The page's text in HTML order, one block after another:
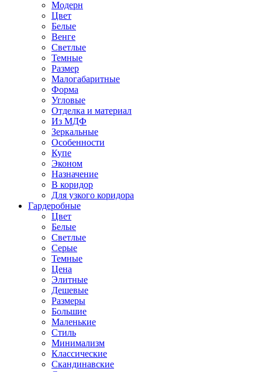
Модерн
Цвет
Белые
Венге
Светлые
Темные
Размер
Малогабаритные
Форма
Угловые
Отделка и материал
Из МДФ
Зеркальные
Особенности
Купе
Эконом
Назначение
В коридор
Для узкого коридора
Гардеробные
Цвет
Белые
Светлые
Серые
Темные
Цена
Элитные
Дешевые
Размеры
Большие
Маленькие
Стиль
Минимализм
Классические
Скандинавские